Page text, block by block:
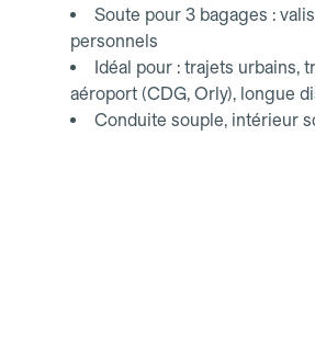
Soute pour 3 bagages :
personnels
Idéal pour : trajets urbains,
aéroport (CDG, Orly), longue
Conduite souple, intérieur